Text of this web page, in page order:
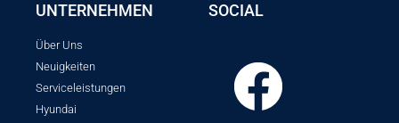
UNTERNEHMEN
Über Uns
Neuigkeiten
Serviceleistungen
Hyundai
SOCIAL